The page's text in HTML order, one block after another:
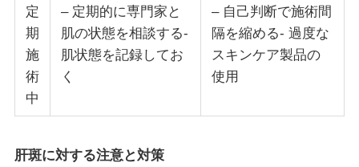
定
期
施
術
中
– 定期的に専門家と
肌の状態を相談する-
肌状態を記録してお
く
– 自己判断で施術間
隔を縮める- 過度な
スキンケア製品の
使用
肝斑に対する注意と対策